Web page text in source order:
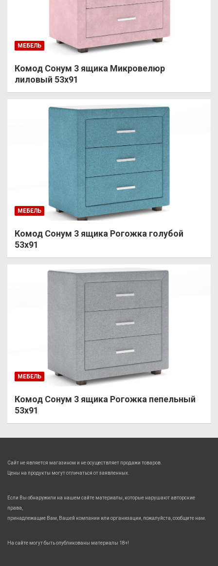
МЕБЕЛЬ
Комод Сонум 3 ящика Микровелюр
лиловый 53х91
МЕБЕЛЬ
Комод Сонум 3 ящика Рогожка голубой
53х91
МЕБЕЛЬ
Комод Сонум 3 ящика Рогожка пепельный
53х91
Сайт не является магазином и не осуществляет продажи товаров.
Цены на продукты могут отличаться от заявленных.
Если Вы обнаружили на нашем сайте материалы, которые нарушают авторские
права,
принадлежащие Вам, Вашей компании или организации, пожалуйста, сообщите нам.
На сайте могут быть опубликованы материалы 18+!